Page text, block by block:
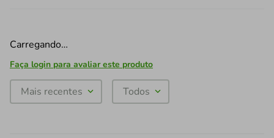
Carregando…
Faça login para avaliar este produto
Mais recentes Todos